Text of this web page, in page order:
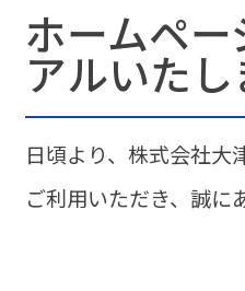
ホームペ
アルいた
日頃より、株式会社大
ご利用いただき、誠に